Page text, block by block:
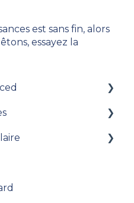
est sans fin, alors
essayez la
existants] Migration